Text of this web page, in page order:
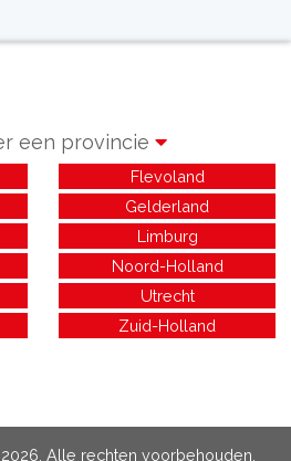
een provincie
Flevoland
Gelderland
Limburg
Noord-Holland
Utrecht
Zuid-Holland
Alle rechten voorbehouden.